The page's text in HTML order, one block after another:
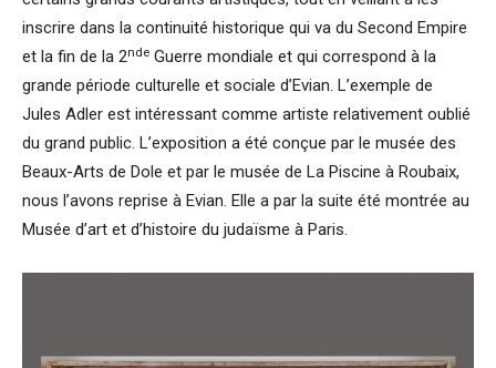
inscrire dans la continuité historique qui va du Second Empire
et la fin de la 2nde Guerre mondiale et qui correspond à la
grande période culturelle et sociale d’Evian. L’exemple de
Jules Adler est intéressant comme artiste relativement oublié
du grand public. L’exposition a été conçue par le musée des
Beaux-Arts de Dole et par le musée de La Piscine à Roubaix,
nous l’avons reprise à Evian. Elle a par la suite été montrée au
Musée d’art et d’histoire du judaïsme à Paris.